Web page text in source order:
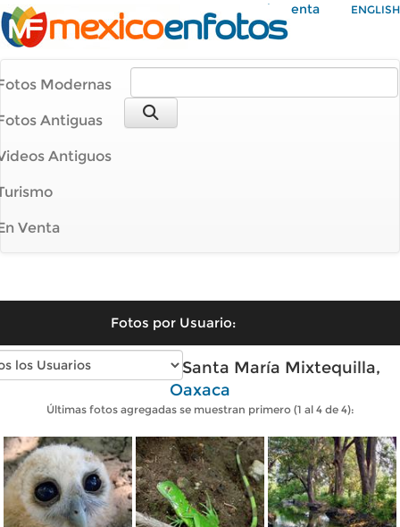
Mi Cuenta ENGLISH
Modernas
Antiguas
Antiguos
Venta
Fotos por Usuario:
Fotos modernas de Santa María Mixtequilla,
Oaxaca
Últimas fotos agregadas se muestran primero (1 al 4 de 4):